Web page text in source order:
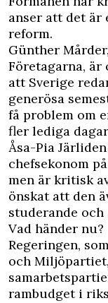
anser att det är
reform.
Günther
Företagarna, är
att Sverige
generösa
få problem om
fler lediga
Åsa-Pia
chefsekonom
men är kritisk
önskat att den
studerande och
Vad händer nu?
Regeringen,
och
rambudget i